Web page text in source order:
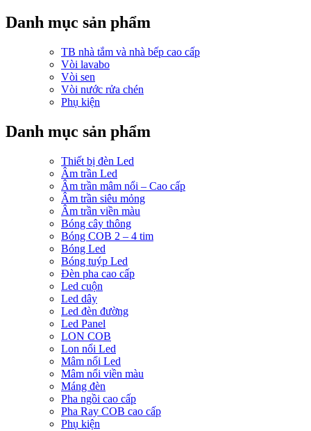
Danh mục sản phẩm
TB nhà tắm và nhà bếp cao cấp
Vòi lavabo
Vòi sen
Vòi nước rửa chén
Phụ kiện
Danh mục sản phẩm
Thiết bị đèn Led
Âm trần Led
Âm trần mâm nổi – Cao cấp
Âm trần siêu mỏng
Âm trần viền màu
Bóng cây thông
Bóng COB 2 – 4 tim
Bóng Led
Bóng tuýp Led
Đèn pha cao cấp
Led cuộn
Led dây
Led đèn đường
Led Panel
LON COB
Lon nổi Led
Mâm nổi Led
Mâm nổi viền màu
Máng đèn
Pha ngồi cao cấp
Pha Ray COB cao cấp
Phụ kiện